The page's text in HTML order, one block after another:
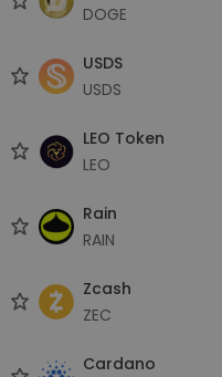
DOGE
USDS
USDS
LEO Token
LEO
Rain
RAIN
Zcash
ZEC
Cardano